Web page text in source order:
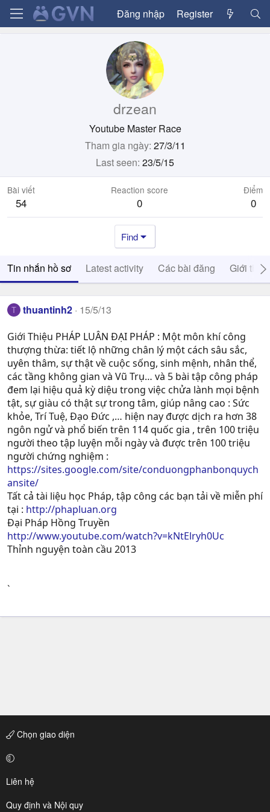
Đăng nhập Register
drzean
Youtube Master Race
Tham gia ngày 27/3/11
Last seen 23/5/15
Bài viết
54
Reaction score
0
Điểm
0
Find
Tin nhắn hồ sơ Latest activity Các bài đăng Giới thiệu
T thuantinh2 15/5/13
Giới Thiệu PHÁP LUÂN ĐẠI PHÁP : Một môn khí công
thượng thừa: tiết lộ những chân lý một cách sâu sắc,
uyên thâm, sự thật về cuộc sống, sinh mệnh, nhân thể,
các tầng không gian và Vũ Trụ… và 5 bài tập công pháp
đem lại hiệu quả kỳ diệu trong việc chửa lành mọi bệnh
tật, sự giàu có thật sự trong tâm, giúp nâng cao : Sức
khỏe, Trí Tuệ, Ðạo Ðức ,… hiện nay được dịch ra hơn 38
ngôn ngử và phổ biến trên 114 quốc gia , trên 100 triệu
người theo tập luyện mỗi ngày và được trên 100 triệu
người chứng nghiệm :
https://sites.google.com/site/conduongphanbonquych
ansite/
Tất cả tài liệu học Pháp, tập công các bạn tải về miễn phí
tại : http://phapluan.org
Đại Pháp Hồng Truyền
http://www.youtube.com/watch?v=kNtElryh0Uc
Thỉnh nguyện toàn cầu 2013
`
Chọn giao diện
Liên hệ
Quy định và Nội quy